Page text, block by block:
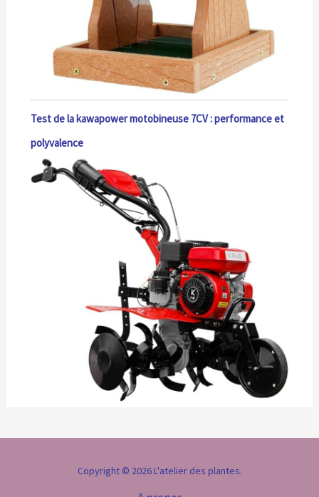
Test de la kawapower motobineuse 7CV : performance et
polyvalence
Copyright © 2026 L'atelier des plantes.